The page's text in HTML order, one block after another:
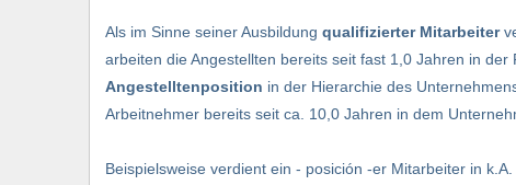
Als im Sinne seiner Ausbildung qualifizierter Mitarbeiter
arbeiten die Angestellten bereits seit fast 1,0 Jahren in
Angestelltenposition in der Hierarchie des
Arbeitnehmer bereits seit ca. 10,0 Jahren in dem
Beispielsweise verdient ein - posición -er Mitarbeiter in